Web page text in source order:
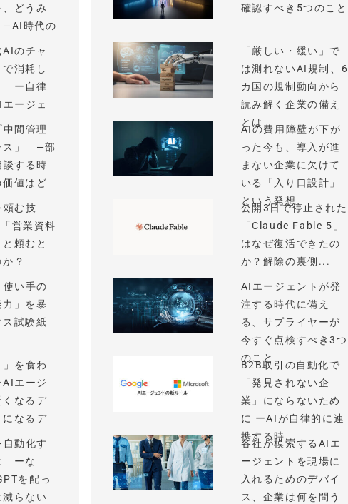
、どうみ
時代の
のチャ
消耗し
ー自律
ージェ
間管理
ス」 —部
する時
値はど
む技
営業資料
頼むと
？
い手の
力」を暴
ス試験紙
を食わ
エージ
くなるデ
になるデ
動化す
ーな
を配っ
らない
確認すべき5つのこと
「厳しい・緩い」で
は測れないAI規制、6
カ国の規制動向から
読み解く企業の備え
とは
AIの費用障壁が下が
った今も、導入が進
まない企業に欠けて
いる「入り口設計」
という発想
公開3日で停止された
「Claude Fable 5」
はなぜ復活できたの
か？解除の裏側...
AIエージェントが発
注する時代に備え
る、サプライヤーが
今すぐ点検すべき3つ
のこと
B2B取引の自動化で
「発見されない企
業」にならないため
に ーAIが自律的に連
携する時...
各社が模索するAIエ
ージェントを現場に
入れるためのデバイ
ス、企業は何を問う